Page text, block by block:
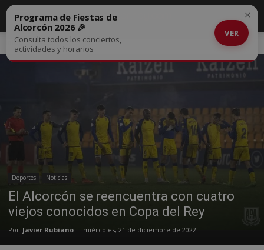
Inicio Deportes
Deportes Noticias
El Alcorcón se reencuentra con cuatro
viejos conocidos en Copa del Rey
Por Javier Rubiano - miércoles, 21 de diciembre de 2022
Programa de Fiestas de
Alcorcón 2026 🎉
Consulta todos los conciertos,
actividades y horarios
VER
×